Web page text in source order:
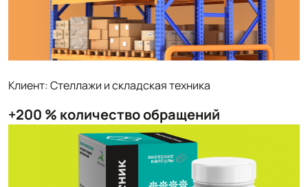
Клиент: Стеллажи и складская техника
+200 % количество обращений